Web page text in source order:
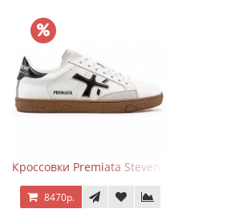
Кроссовки Premiata Steven White Black
8470р.